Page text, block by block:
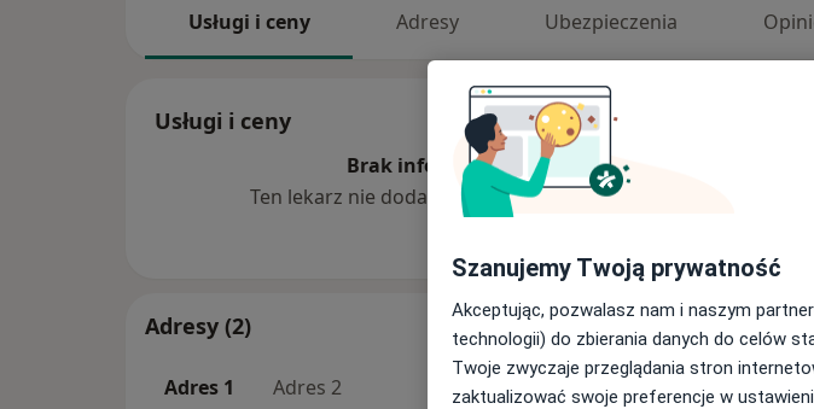
Usługi i ceny Adresy Ubezpieczenia
Usługi i ceny
Brak informacji o usługach i cenach
Ten lekarz nie dodał jeszcze informacji o usługach i cenach.
Adresy (2)
Adres 1 Adres 2
Szanujemy Twoją prywatność
Akceptując, pozwalasz nam i naszym
technologii) do zbierania danych do celów
Twoje zwyczaje przeglądania stron
zaktualizować swoje preferencje w